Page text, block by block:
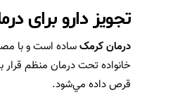
تجویز دارو برای
درمان کرمکساده است و با
خانواده تحت درمان منظم قرار
قرص داده مي‌شود.